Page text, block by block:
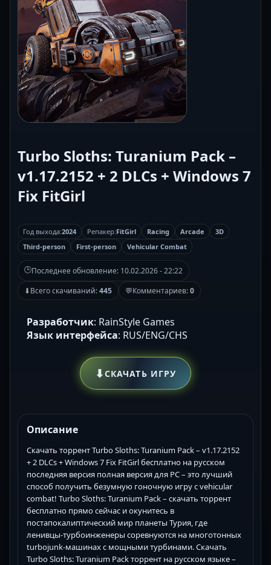
Turbo Sloths: Turanium Pack –
v1.17.2152 + 2 DLCs + Windows 7
Fix FitGirl
Год выхода:2024 Репакер:FitGirl Racing Arcade
3D
Third-person
First-person Vehicular Combat
🕒Последнее обновление: 10.02.2026 - 22:22
⬇Всего скачиваний:445 💬Комментариев:0
Разработчик: RainStyle Games
Язык интерфейса: RUS/ENG/CHS
⬇СКАЧАТЬ ИГРУ
Описание
Скачать торрент Turbo Sloths: Turanium Pack – v1.17.2152
+ 2 DLCs + Windows 7 Fix FitGirl бесплатно на русском
последняя версия полная версия для PC – это лучший
способ получить безумную гоночную игру с vehicular
combat! Turbo Sloths: Turanium Pack – скачать торрент
бесплатно прямо сейчас и окунитесь в
постапокалиптический мир планеты Турия, где
ленивцы-турбоинженеры соревнуются на многотонных
turbojunk-машинах с мощными турбинами. Скачать
Turbo Sloths: Turanium Pack торрент на русском языке –